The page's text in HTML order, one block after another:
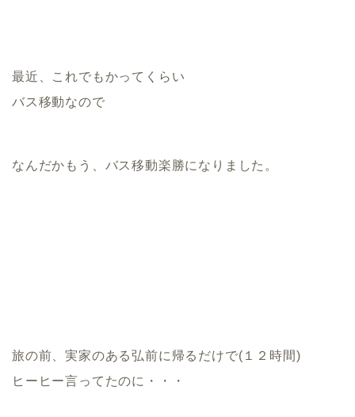
最近、これでもかってくらい
バス移動なので
なんだかもう、バス移動楽勝になりました。
旅の前、実家のある弘前に帰るだけで(１２時間)
ヒーヒー言ってたのに・・・